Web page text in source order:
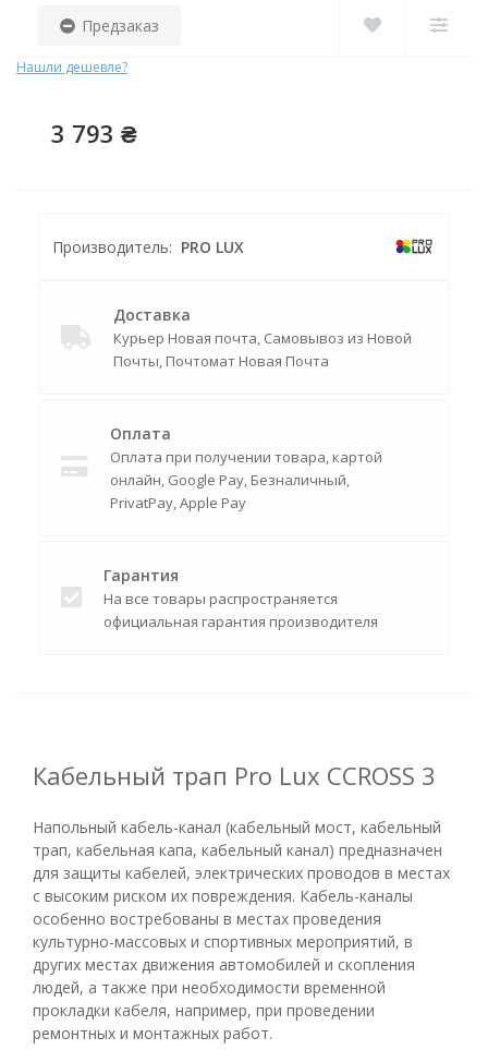
Предзаказ
Нашли дешевле?
3 793 ₴
Производитель: PRO LUX
Доставка
Курьер Новая почта, Самовывоз из Новой
Почты, Почтомат Новая Почта
Оплата
Оплата при получении товара, картой
онлайн, Google Pay, Безналичный,
PrivatPay, Apple Pay
Гарантия
На все товары распространяется
официальная гарантия производителя
Кабельный трап Pro Lux CCROSS 3
Напольный кабель-канал (кабельный мост, кабельный
трап, кабельная капа, кабельный канал) предназначен
для защиты кабелей, электрических проводов в местах
с высоким риском их повреждения. Кабель-каналы
особенно востребованы в местах проведения
культурно-массовых и спортивных мероприятий, в
других местах движения автомобилей и скопления
людей, а также при необходимости временной
прокладки кабеля, например, при проведении
ремонтных и монтажных работ.